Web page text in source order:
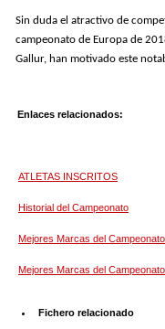
Sin duda el atractivo de
campeonato de Europa de
Gallur, han motivado este
Enlaces relacionados:
ATLETAS INSCRITOS
Historial del Campeonato
Mejores Marcas del
Mejores Marcas del
Fichero relacionado